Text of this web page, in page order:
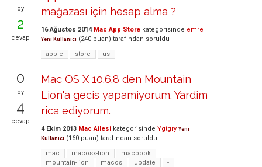
oy
2
cevap
mağazası için hesap alma ?
16 Ağustos 2014 Mac App Store kategorisinde emre_
Yeni Kullanıcı (240 puan) tarafından soruldu
apple
store us
0
oy
4
cevap
Mac OS X 10.6.8 den Mountain
Lion'a gecis yapamiyorum. Yardim
rica ediyorum.
4 Ekim 2013 Mac Ailesi kategorisinde Ygtgry Yeni
Kullanıcı (160 puan) tarafından soruldu
mac
macosx-lion
macbook
mountain-lion
macos update
-